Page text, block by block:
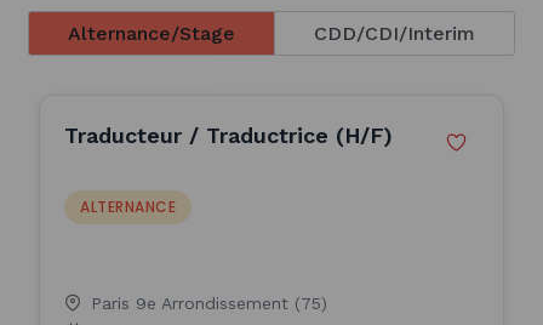
Alternance/Stage CDD/CDI/Interim
Traducteur / Traductrice (H/F)
ALTERNANCE
Paris 9e Arrondissement (75)